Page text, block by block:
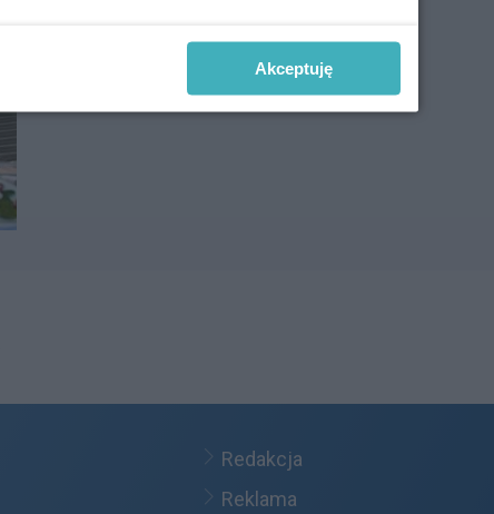
Redakcja
Reklama
Akceptuję